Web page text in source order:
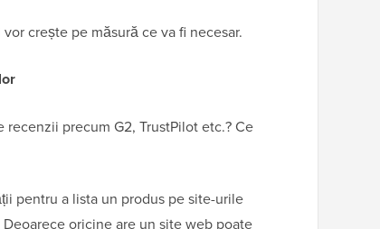
crește pe măsură ce va fi necesar.
precum G2, TrustPilot etc.? Ce
pentru a lista un produs pe site-urile
oricine are un site web poate